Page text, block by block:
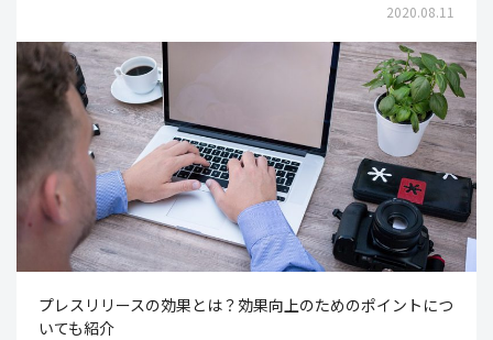
2020.08.11
プレスリリースの効果とは？効果向上のためのポイントにつ
いても紹介